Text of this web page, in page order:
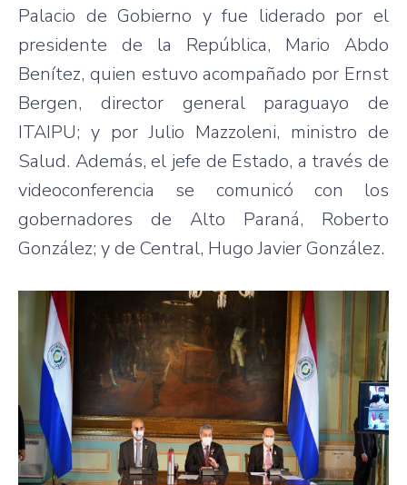
Palacio de Gobierno y fue liderado por el
presidente de la República, Mario Abdo
Benítez, quien estuvo acompañado por Ernst
Bergen, director general paraguayo de
ITAIPU; y por Julio Mazzoleni, ministro de
Salud. Además, el jefe de Estado, a través de
videoconferencia se comunicó con los
gobernadores de Alto Paraná, Roberto
González; y de Central, Hugo Javier González.